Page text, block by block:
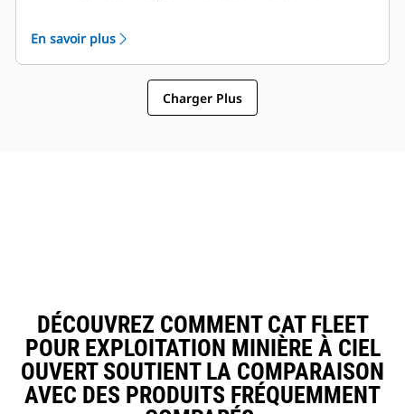
Empêche les erreurs d'itinéraire et permet aux
conducteurs et aux gestionnaires de savoir où
chaque chargement est amené.
En savoir plus
Charger Plus
DÉCOUVREZ COMMENT CAT FLEET
POUR EXPLOITATION MINIÈRE À CIEL
OUVERT SOUTIENT LA COMPARAISON
AVEC DES PRODUITS FRÉQUEMMENT